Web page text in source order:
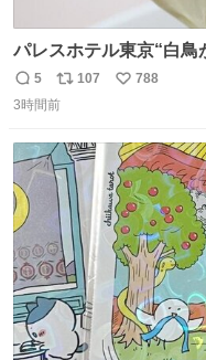
パレスホテル東京“白鳥
パフェ」キラキラ輝く
press.net/news/149567
返
信
5
リ
ポ
ト
数
107
い
数
788
3時間前